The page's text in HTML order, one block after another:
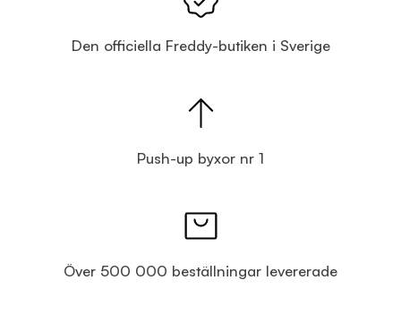
Den officiella Freddy-butiken i Sverige
Push-up byxor nr 1
Över 500 000 beställningar levererade